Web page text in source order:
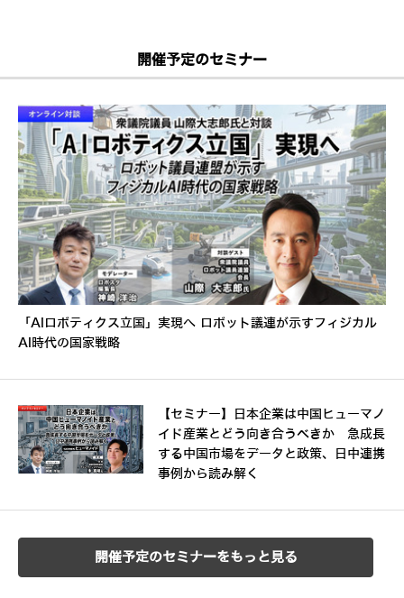
開催予定のセミナー
「AIロボティクス立国」実現へ ロボット議連が示すフィジカル
AI時代の国家戦略
【セミナー】日本企業は中国ヒューマノ
イド産業とどう向き合うべきか 急成長
する中国市場をデータと政策、日中連携
事例から読み解く
開催予定のセミナーをもっと見る